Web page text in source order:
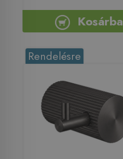
Kosárba
Rendelésre